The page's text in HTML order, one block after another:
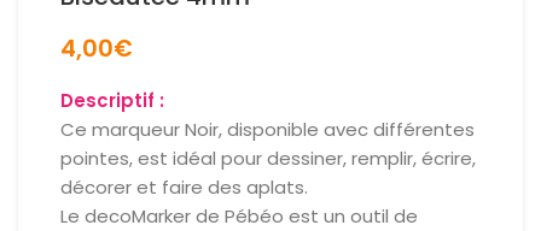
4,00€
Descriptif :
Ce marqueur Noir, disponible avec différentes
pointes, est idéal pour dessiner, remplir, écrire,
décorer et faire des aplats.
Le decoMarker de Pébéo est un outil de